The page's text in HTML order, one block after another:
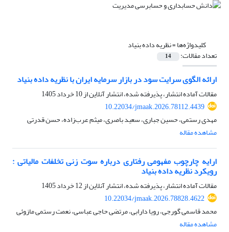
کلیدواژه‌ها =نظریه داده بنیاد
تعداد مقالات: 14
ارائه الگوی سرایت سود در بازار سرمایه ایران با نظریه داده بنیاد
مقالات آماده انتشار، پذیرفته شده، انتشار آنلاین از10 خرداد 1405
10.22034/jmaak.2026.78112.4439
مهدی رستمی، حسین جباری، سعید باصری، میثم عرب‌زاده، حسن قدرتی
مشاهده مقاله
ارایه چارچوب مفهومی رفتاری درباره سوت زنی تخلفات مالیاتی :
رویکرد نظریه داده بنیاد
مقالات آماده انتشار، پذیرفته شده، انتشار آنلاین از12 خرداد 1405
10.22034/jmaak.2026.78828.4622
محمد قاسمی گورجی، رویا دارابی، مرتضی حاجی عباسی، نعمت رستمی مازوئی
مشاهده مقاله